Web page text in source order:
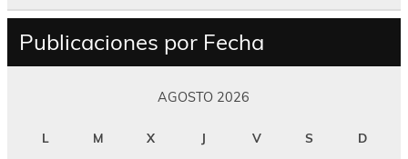
Publicaciones por Fecha
AGOSTO 2026
L M X J V S D